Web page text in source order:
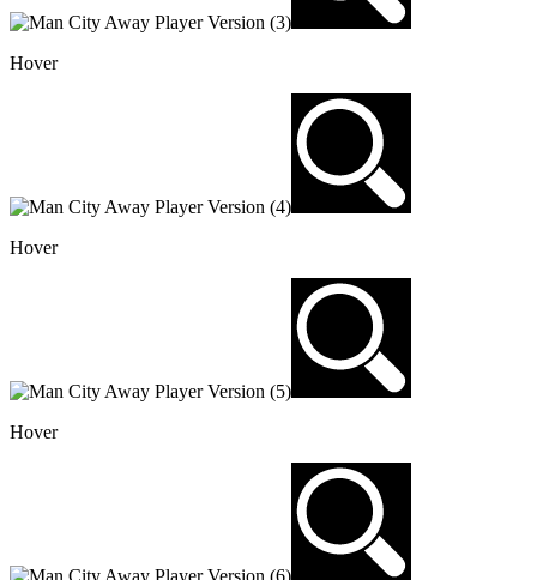
Hover
Hover
Hover